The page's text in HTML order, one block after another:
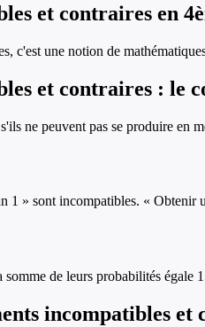
et contraires en
, c'est une notion de
et contraires : le
ne peuvent pas se produire en
1 » sont incompatibles. « Obtenir
de leurs probabilités égale
incompatibles et